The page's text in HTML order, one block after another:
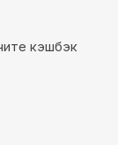
кэшбэк